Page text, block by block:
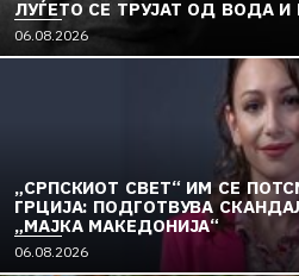
ЛУЃЕТО СЕ ТРУЈАТ ОД ВОДА
И ОПОЗИЦИЈАТА СЕ
ТОНЕ ВО „ДОСТОИНСТВО“ И
06.08.2026
„СРПСКИОТ СВЕТ“ ИМ СЕ
ГРЦИЈА: ПОДГОТВУВА
„МАЈКА МАКЕДОНИЈА“
06.08.2026